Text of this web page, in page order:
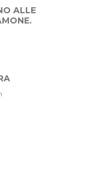
ALLE